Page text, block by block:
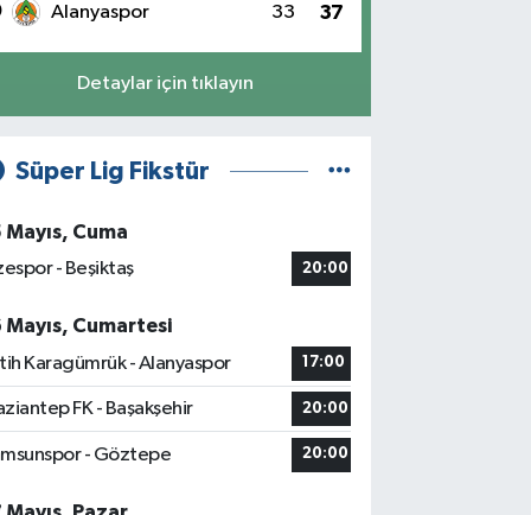
Alanyaspor 33 37
Detaylar için tıklayın
Süper Lig Fikstür
Mayıs, Cuma
- Beşiktaş
20:00
Mayıs, Cumartesi
Karagümrük - Alanyaspor
17:00
FK - Başakşehir 20:00
- Göztepe 20:00